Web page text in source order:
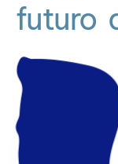
futuro